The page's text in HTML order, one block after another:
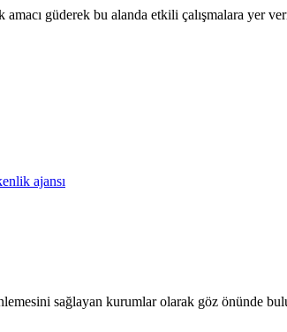
güderek bu alanda etkili çalışmalara yer
ajansı
sağlayan kurumlar olarak göz önünde